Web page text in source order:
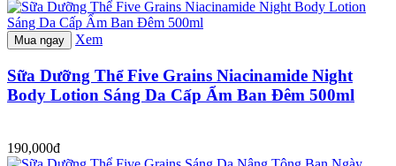
Mua ngay Xem
Sữa Dưỡng Thể Five Grains Niacinamide Night
Body Lotion Sáng Da Cấp Ẩm Ban Đêm 500ml
190,000đ